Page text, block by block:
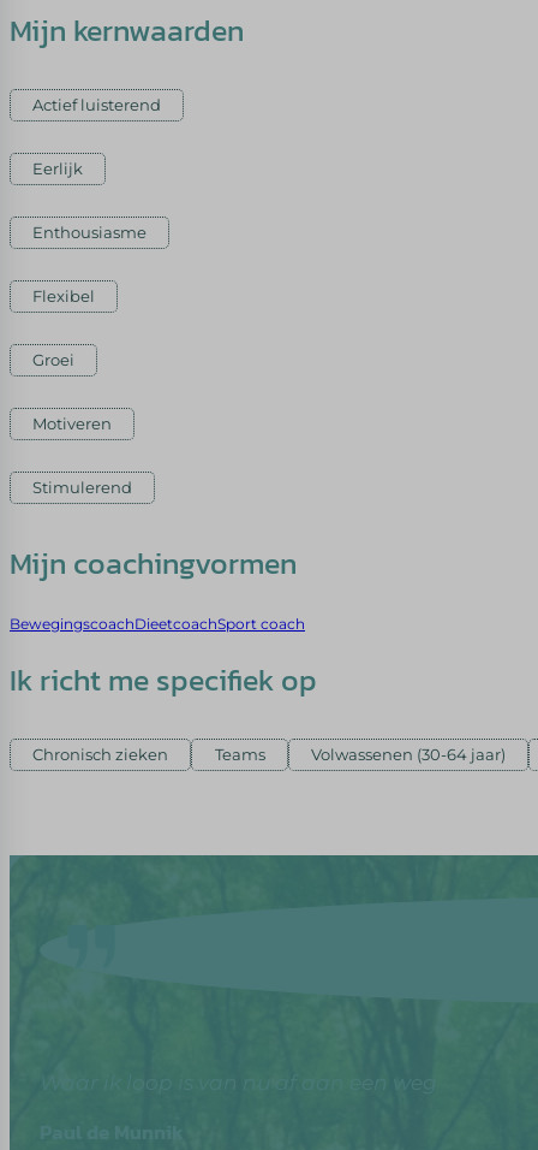
Mijn kernwaarden
Actief luisterend
Eerlijk
Enthousiasme
Flexibel
Groei
Motiveren
Stimulerend
Mijn coachingvormen
BewegingscoachDieetcoachSport coach
Ik richt me specifiek op
Chronisch zieken Teams Volwassenen (30-64 jaar)